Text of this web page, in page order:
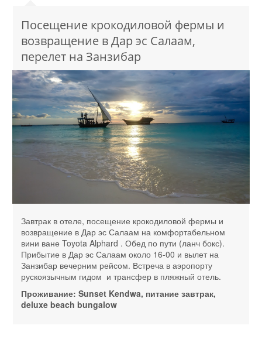
Посещение крокодиловой фермы и
возвращение в Дар эс Салаам,
перелет на Занзибар
Завтрак в отеле, посещение крокодиловой фермы и
возвращение в Дар эс Салаам на комфортабельном
вини ване Toyota Alphard . Обед по пути (ланч бокс).
Прибытие в Дар эс Салаам около 16-00 и вылет на
Занзибар вечерним рейсом. Встреча в аэропорту
рускоязычным гидом и трансфер в пляжный отель.
Проживание: Sunset Kendwa, питание завтрак,
deluxe beach bungalow